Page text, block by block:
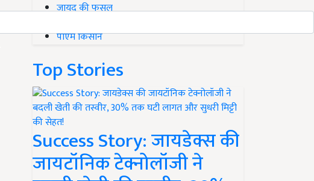
जायद की फसल
पीएम किसान
Top Stories
Success Story: जायडेक्स की
जायटॉनिक टेक्नोलॉजी ने